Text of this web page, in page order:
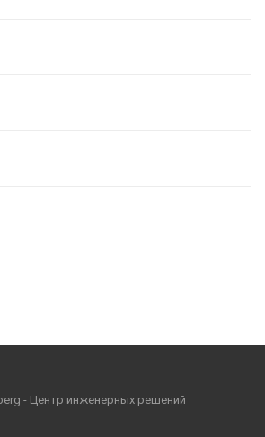
- Центр инженерных решений